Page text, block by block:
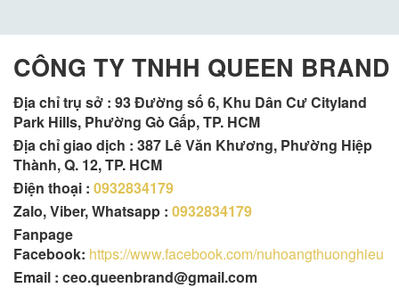
CÔNG TY TNHH QUEEN BRAND
Địa chỉ trụ sở : 93 Đường số 6, Khu Dân Cư Cityland
Park Hills, Phường Gò Gấp, TP. HCM
Địa chỉ giao dịch : 387 Lê Văn Khương, Phường Hiệp
Thành, Q. 12, TP. HCM
Điện thoại : 0932834179
Zalo, Viber, Whatsapp : 0932834179
Fanpage
Facebook: https://www.facebook.com/nuhoangthuonghieu
Email : ceo.queenbrand@gmail.com